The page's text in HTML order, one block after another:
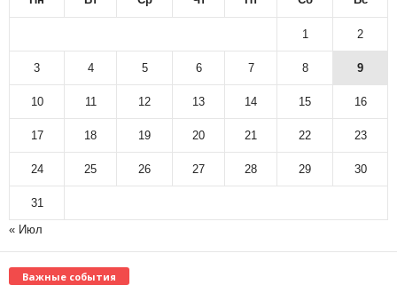
1 2
3 4 5 6 7 8 9
10 11 12 13 14 15 16
17 18 19 20 21 22 23
24 25 26 27 28 29 30
31
« Июл
Важные события